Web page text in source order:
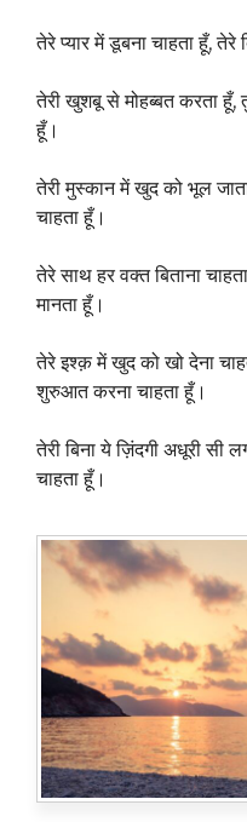
तेरे प्यार में डूबना चाहता हूँ, तेरे
तेरी खुशबू से मोहब्बत करता
हूँ।
तेरी मुस्कान में खुद को भूल
चाहता हूँ।
तेरे साथ हर वक्त बिताना
मानता हूँ।
तेरे इश्क़ में खुद को खो देना
शुरुआत करना चाहता हूँ।
तेरी बिना ये ज़िंदगी अधूरी सी
चाहता हूँ।